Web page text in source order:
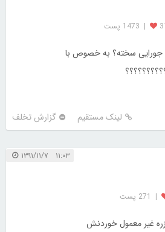
| 1473 پست
یه جورایی سخته؟ به خصوص با
لینک مستقیم گزارش تخلف
۱۱:۰۳ ۱۳۹۱/۱۱/۷
| 271 پست
غیر معمول خوردنش